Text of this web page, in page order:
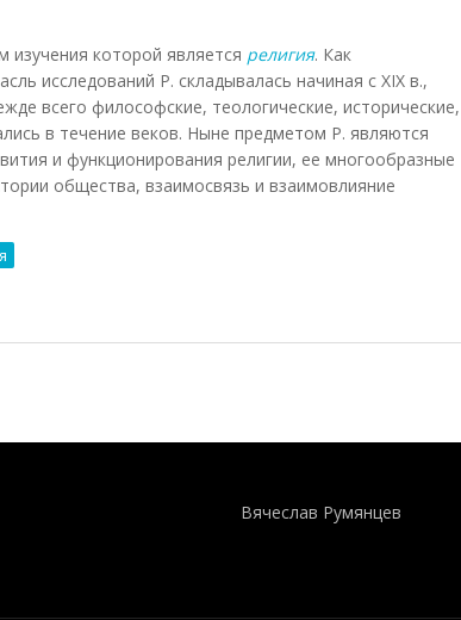
которой является религия. Как
исследований Р. складывалась начиная с XIX в.,
всего философские, теологические, исторические,
в течение веков. Ныне предметом Р. являются
и функционирования религии, ее многообразные
общества, взаимосвязь и взаимовлияние
Вячеслав Румянцев